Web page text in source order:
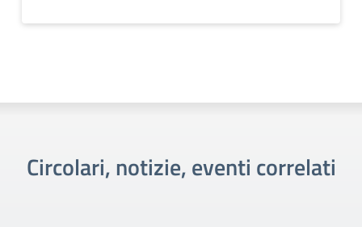
Circolari, notizie, eventi correlati